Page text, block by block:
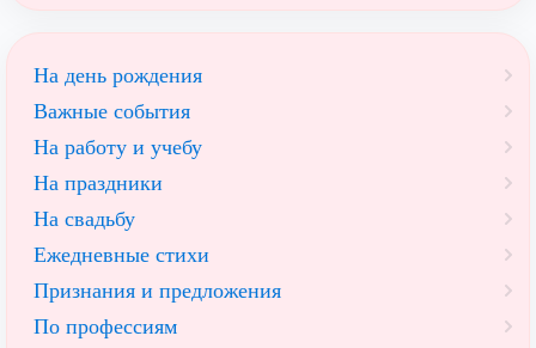
На день рождения
Важные события
На работу и учебу
На праздники
На свадьбу
Ежедневные стихи
Признания и предложения
По профессиям